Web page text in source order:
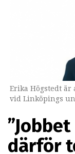
Erika Högstedt
vid Linköpings
därför